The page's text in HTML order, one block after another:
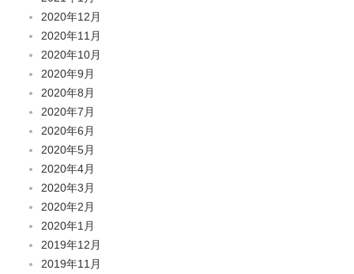
2020年12月
2020年11月
2020年10月
2020年9月
2020年8月
2020年7月
2020年6月
2020年5月
2020年4月
2020年3月
2020年2月
2020年1月
2019年12月
2019年11月